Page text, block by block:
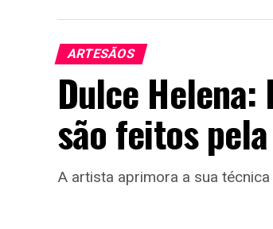
ARTESÃOS
Dulce
são feitos
A artista aprimora a sua